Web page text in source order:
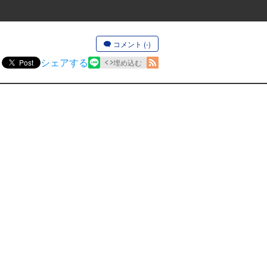
コメント (-)
Post シェアする 埋め込む